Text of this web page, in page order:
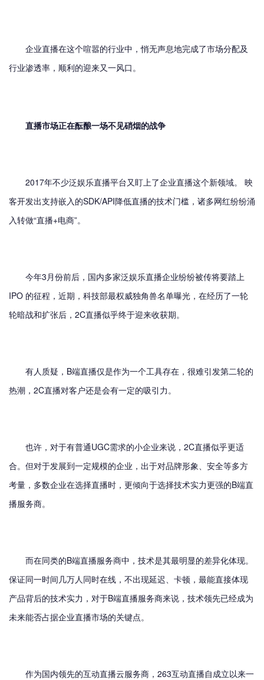
企业直播在这个喧嚣的行业中，悄无声息地完成了市场分配及
行业渗透率，顺利的迎来又一风口。
直播市场正在酝酿一场不见硝烟的战争
2017年不少泛娱乐直播平台又盯上了企业直播这个新领域。 映
客开发出支持嵌入的SDK/API降低直播的技术门槛，诸多网红纷纷涌
入转做“直播+电商”。
今年3月份前后，国内多家泛娱乐直播企业纷纷被传将要踏上
IPO 的征程，近期，科技部最权威独角兽名单曝光，在经历了一轮
轮暗战和扩张后，2C直播似乎终于迎来收获期。
有人质疑，B端直播仅是作为一个工具存在，很难引发第二轮的
热潮，2C直播对客户还是会有一定的吸引力。
也许，对于有普通UGC需求的小企业来说，2C直播似乎更适
合。但对于发展到一定规模的企业，出于对品牌形象、安全等多方
考量，多数企业在选择直播时，更倾向于选择技术实力更强的B端直
播服务商。
而在同类的B端直播服务商中，技术是其最明显的差异化体现。
保证同一时间几万人同时在线，不出现延迟、卡顿，最能直接体现
产品背后的技术实力，对于B端直播服务商来说，技术领先已经成为
未来能否占据企业直播市场的关键点。
作为国内领先的互动直播云服务商，263互动直播自成立以来一